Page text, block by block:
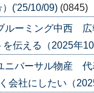
('25/10/09) (0845)
ルーミング中西
伝える（2025年
ユニバーサル物産
会社にしたい（